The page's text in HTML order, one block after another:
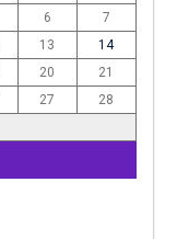
6
7
13
14
20
21
27
28